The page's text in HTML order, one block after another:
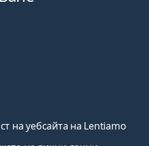
на уебсайта на Lentiamo